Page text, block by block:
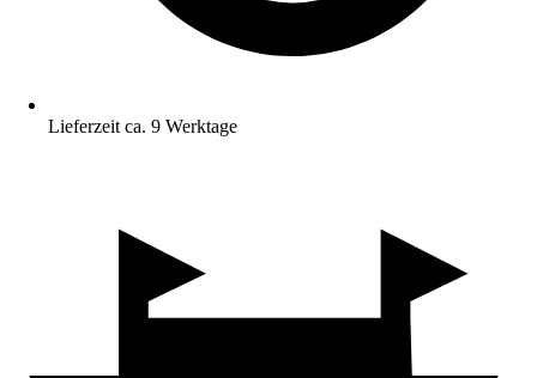
Lieferzeit ca. 9 Werktage